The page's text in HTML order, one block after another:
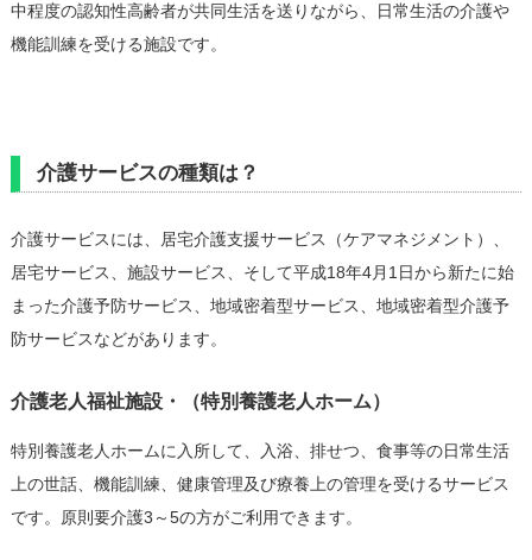
中程度の認知性高齢者が共同生活を送りながら、日常生活の介護や
機能訓練を受ける施設です。
介護サービスの種類は？
介護サービスには、居宅介護支援サービス（ケアマネジメント）、
居宅サービス、施設サービス、そして平成18年4月1日から新たに始
まった介護予防サービス、地域密着型サービス、地域密着型介護予
防サービスなどがあります。
介護老人福祉施設・（特別養護老人ホーム）
特別養護老人ホームに入所して、入浴、排せつ、食事等の日常生活
上の世話、機能訓練、健康管理及び療養上の管理を受けるサービス
です。原則要介護3～5の方がご利用できます。